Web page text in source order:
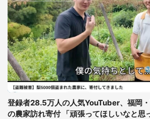
登録者28.5万人の人気YouTuber、福岡
の農家訪れ寄付 「頑張ってほしいなと思